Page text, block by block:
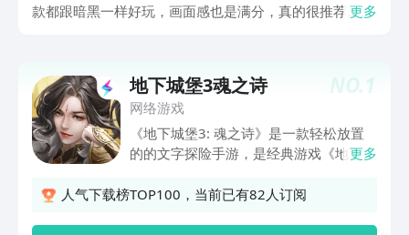
款都跟暗黑一样好玩，画面感也是满分，真的很推荐。接
更多
NO.1
地下城堡3魂之诗
网络游戏
《地下城堡3: 魂之诗》是一款轻松放置
的的文字探险手游，是经典游戏《地下城
将化身具有唤灵能力的招魂师，召唤自己
更多
人气下载榜TOP100，当前已有82人订阅